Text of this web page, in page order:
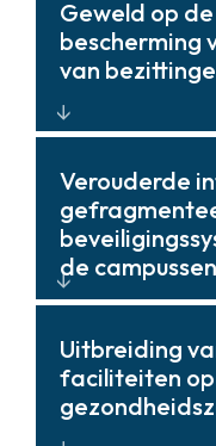
Systemen en
ter
en proactief
Geweld op
bescherming
van
bewustzijn
preventie.
Verouderde
de
Moderne,
met
bieden en
Uitbreiding
faciliteiten